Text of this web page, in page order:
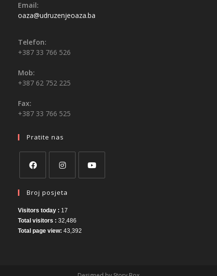
Email:
oaza@udruzenjeoaza.ba
Telefon:
+387 33 766 526
Mob:
+387 62 752 225
Fax:
+387 33 766 525
Pratite nas
Broj posjeta
Visitors today : 17
Total visitors :32,486
Total page view:43,392